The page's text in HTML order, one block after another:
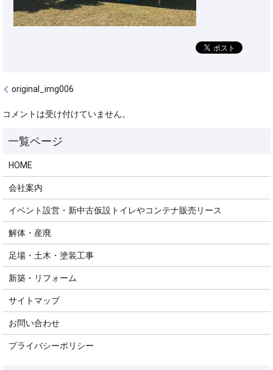
original_img006
コメントは受け付けていません。
HOME
会社案内
イベント設営・新中古仮設トイレやコンテナ販売リース
解体・産廃
足場・土木・塗装工事
新築・リフォーム
サイトマップ
お問い合わせ
プライバシーポリシー